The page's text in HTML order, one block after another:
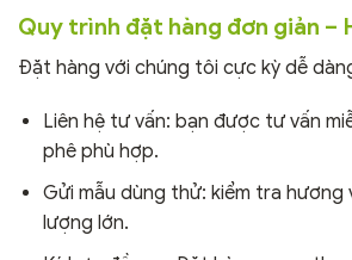
Quy trình đặt hàng đơn giản –
Đặt hàng với chúng tôi cực kỳ dễ
Liên hệ tư vấn: bạn được tư vấn
phê phù hợp.
Gửi mẫu dùng thử: kiểm tra
lượng lớn.